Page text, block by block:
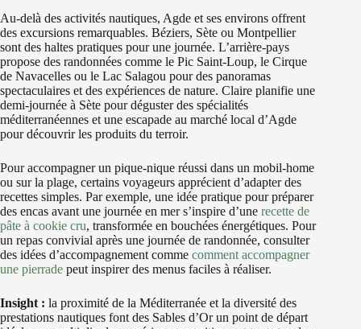
Au-delà des activités nautiques, Agde et ses environs offrent
des excursions remarquables. Béziers, Sète ou Montpellier
sont des haltes pratiques pour une journée. L’arrière-pays
propose des randonnées comme le Pic Saint-Loup, le Cirque
de Navacelles ou le Lac Salagou pour des panoramas
spectaculaires et des expériences de nature. Claire planifie une
demi-journée à Sète pour déguster des spécialités
méditerranéennes et une escapade au marché local d’Agde
pour découvrir les produits du terroir.
Pour accompagner un pique-nique réussi dans un mobil-home
ou sur la plage, certains voyageurs apprécient d’adapter des
recettes simples. Par exemple, une idée pratique pour préparer
des encas avant une journée en mer s’inspire d’une recette de
pâte à cookie cru, transformée en bouchées énergétiques. Pour
un repas convivial après une journée de randonnée, consulter
des idées d’accompagnement comme comment accompagner
une pierrade peut inspirer des menus faciles à réaliser.
Insight : la proximité de la Méditerranée et la diversité des
prestations nautiques font des Sables d’Or un point de départ